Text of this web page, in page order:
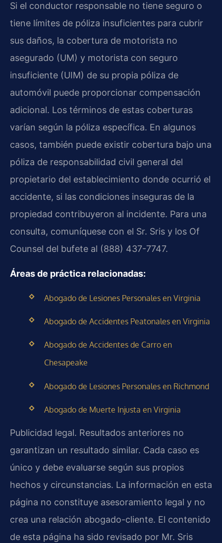
Si el conductor responsable no tiene seguro o
tiene límites de póliza insuficientes para cubrir
sus daños, la cobertura de motorista no
asegurado (UM) y motorista con seguro
insuficiente (UIM) de su propia póliza de
automóvil puede proporcionar compensación
adicional. Los términos de estas coberturas
varían según la póliza específica. En algunos
casos, también puede existir cobertura bajo una
póliza de responsabilidad civil general del
propietario del establecimiento donde ocurrió el
accidente, si las condiciones inseguras de la
propiedad contribuyeron al incidente. Para una
consulta, comuníquese con el Sr. Sris y los Of
Counsel del bufete al (888) 437-7747.
Áreas de práctica relacionadas:
Abogado de Lesiones Personales en Virginia
Abogado de Accidentes Peatonales en Virginia
Abogado de Accidentes de Carro en
Chesapeake
Abogado de Lesiones Personales en Richmond
Abogado de Muerte Injusta en Virginia
Publicidad legal. Resultados anteriores no
garantizan un resultado similar. Cada caso es
único y debe evaluarse según sus propios
hechos y circunstancias. La información en esta
página no constituye asesoramiento legal y no
crea una relación abogado-cliente. El contenido
de esta página ha sido revisado por Mr. Sris